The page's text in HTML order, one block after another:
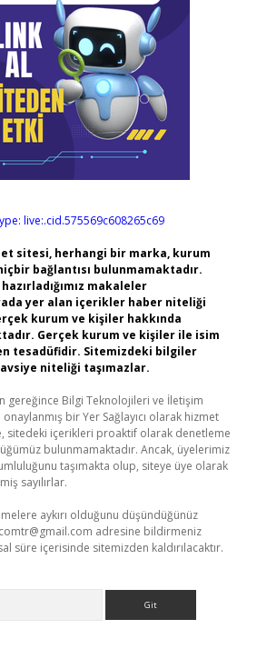
live:.cid.575569c608265c69
sitesi, herhangi bir marka, kurum
bağlantısı bulunmamaktadır.
makaleler
yer alan içerikler haber niteliği
kurum ve kişiler hakkında
Gerçek kurum ve kişiler ile isim
tesadüfidir. Sitemizdeki bilgiler
niteliği taşımazlar.
gereğince Bilgi Teknolojileri ve İletişim
bir Yer Sağlayıcı olarak hizmet
sitedeki içerikleri proaktif olarak denetleme
bulunmamaktadır. Ancak, üyelerimiz
taşımakta olup, siteye üye olarak
sayılırlar.
aykırı olduğunu düşündüğünüz
adresine bildirmeniz
süre içerisinde sitemizden kaldırılacaktır.